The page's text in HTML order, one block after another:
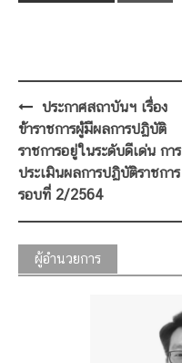
Post
navigation
ประกาศสถาบันฯ เรื่อง
ข้าราชการผู้มีผลการปฏิบัติ
ราชการอยู่ในระดับดีเด่น การ
ประเมินผลการปฏิบัติราชการ
รอบที่ 2/2564
ผู้อำนวยการ